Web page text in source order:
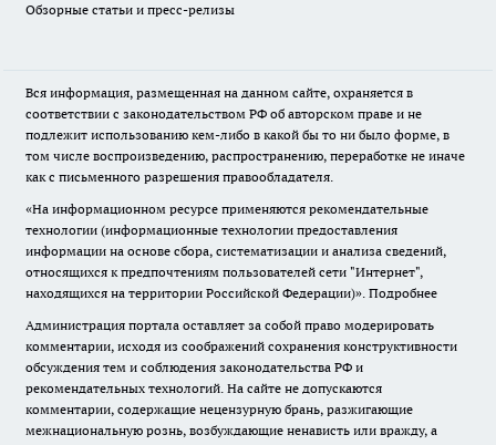
Обзорные статьи и пресс-релизы
Вся информация, размещенная на данном сайте, охраняется в
соответствии с законодательством РФ об авторском праве и не
подлежит использованию кем-либо в какой бы то ни было форме, в
том числе воспроизведению, распространению, переработке не иначе
как с письменного разрешения правообладателя.
«На информационном ресурсе применяются рекомендательные
технологии (информационные технологии предоставления
информации на основе сбора, систематизации и анализа сведений,
относящихся к предпочтениям пользователей сети "Интернет",
находящихся на территории Российской Федерации)». Подробнее
Администрация портала оставляет за собой право модерировать
комментарии, исходя из соображений сохранения конструктивности
обсуждения тем и соблюдения законодательства РФ и
рекомендательных технологий. На сайте не допускаются
комментарии, содержащие нецензурную брань, разжигающие
межнациональную рознь, возбуждающие ненависть или вражду, а